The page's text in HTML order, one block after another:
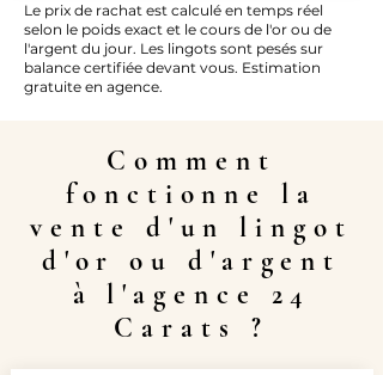
Le prix de rachat est calculé en temps réel
selon le poids exact et le cours de l'or ou de
l'argent du jour. Les lingots sont pesés sur
balance certifiée devant vous. Estimation
gratuite en agence.
Comment
fonctionne la
vente d'un lingot
d'or ou d'argent
à l'agence 24
Carats ?